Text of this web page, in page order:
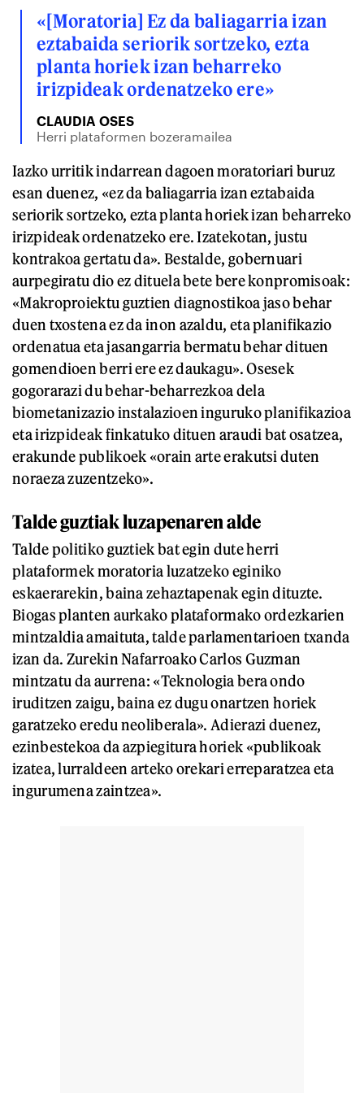
«[Moratoria] Ez da baliagarria izan
eztabaida seriorik sortzeko, ezta
planta horiek izan beharreko
irizpideak ordenatzeko ere»
CLAUDIA OSES
Herri plataformen bozeramailea
Iazko urritik indarrean dagoen moratoriari buruz
esan duenez, «ez da baliagarria izan eztabaida
seriorik sortzeko, ezta planta horiek izan beharreko
irizpideak ordenatzeko ere. Izatekotan, justu
kontrakoa gertatu da». Bestalde, gobernuari
aurpegiratu dio ez dituela bete bere konpromisoak:
«Makroproiektu guztien diagnostikoa jaso behar
duen txostena ez da inon azaldu, eta planifikazio
ordenatua eta jasangarria bermatu behar dituen
gomendioen berri ere ez daukagu». Osesek
gogorarazi du behar-beharrezkoa dela
biometanizazio instalazioen inguruko planifikazioa
eta irizpideak finkatuko dituen araudi bat osatzea,
erakunde publikoek «orain arte erakutsi duten
noraeza zuzentzeko».
Talde guztiak luzapenaren alde
Talde politiko guztiek bat egin dute herri
plataformek moratoria luzatzeko eginiko
eskaerarekin, baina zehaztapenak egin dituzte.
Biogas planten aurkako plataformako ordezkarien
mintzaldia amaituta, talde parlamentarioen txanda
izan da. Zurekin Nafarroako Carlos Guzman
mintzatu da aurrena: «Teknologia bera ondo
iruditzen zaigu, baina ez dugu onartzen horiek
garatzeko eredu neoliberala». Adierazi duenez,
ezinbestekoa da azpiegitura horiek «publikoak
izatea, lurraldeen arteko orekari erreparatzea eta
ingurumena zaintzea».